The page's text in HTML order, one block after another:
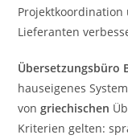
Lieferanten
Übersetzungsbüro
hauseigenes
vongriechischen
Kriterien gelten: